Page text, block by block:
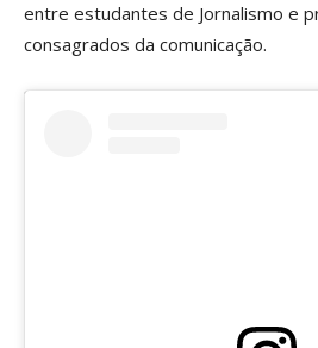
entre estudantes de Jornalismo e
consagrados da comunicação.